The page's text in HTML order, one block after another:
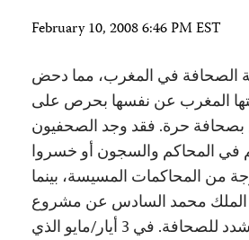
February 10, 2008 6:46 PM EST
الصحافة في المغرب، مما دحض
المغرب عن نفسها بحرص على
بصحافة حرة. فقد وجد الصحفيون
في المحاكم والسجون أو خسروا
من المحاكمات المسيسة، بينما
الملك محمد السادس عن مشروع
قانون جديد ومتشدد للصحافة. في 3 أيار/مايو الذي